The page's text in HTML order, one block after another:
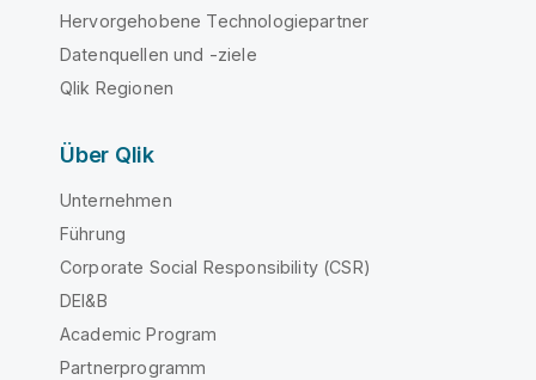
Hervorgehobene Technologiepartner
Datenquellen und -ziele
Qlik Regionen
Über Qlik
Unternehmen
Führung
Corporate Social Responsibility (CSR)
DEI&B
Academic Program
Partnerprogramm